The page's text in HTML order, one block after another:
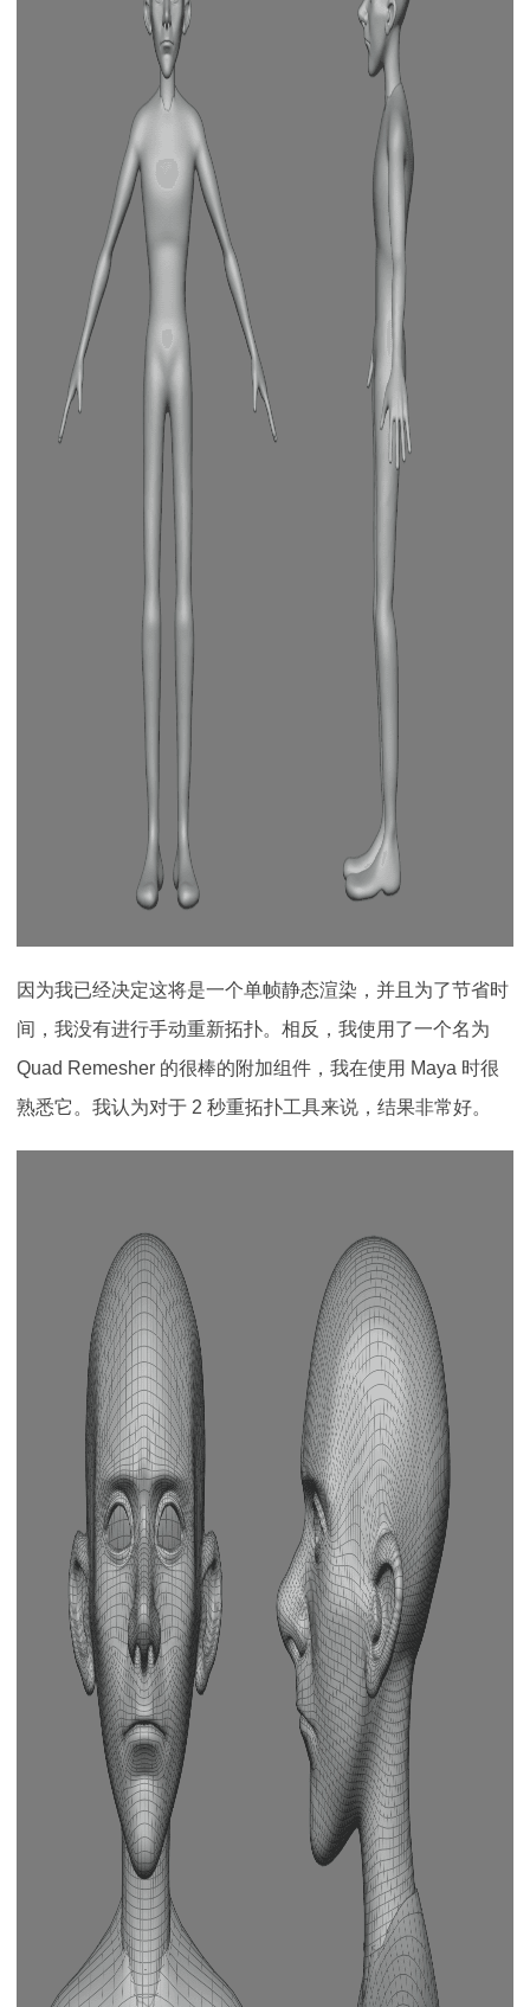
因为我已经决定这将是一个单帧静态渲染，并且为了节省时
间，我没有进行手动重新拓扑。相反，我使用了一个名为
Quad Remesher 的很棒的附加组件，我在使用 Maya 时很
熟悉它。我认为对于 2 秒重拓扑工具来说，结果非常好。